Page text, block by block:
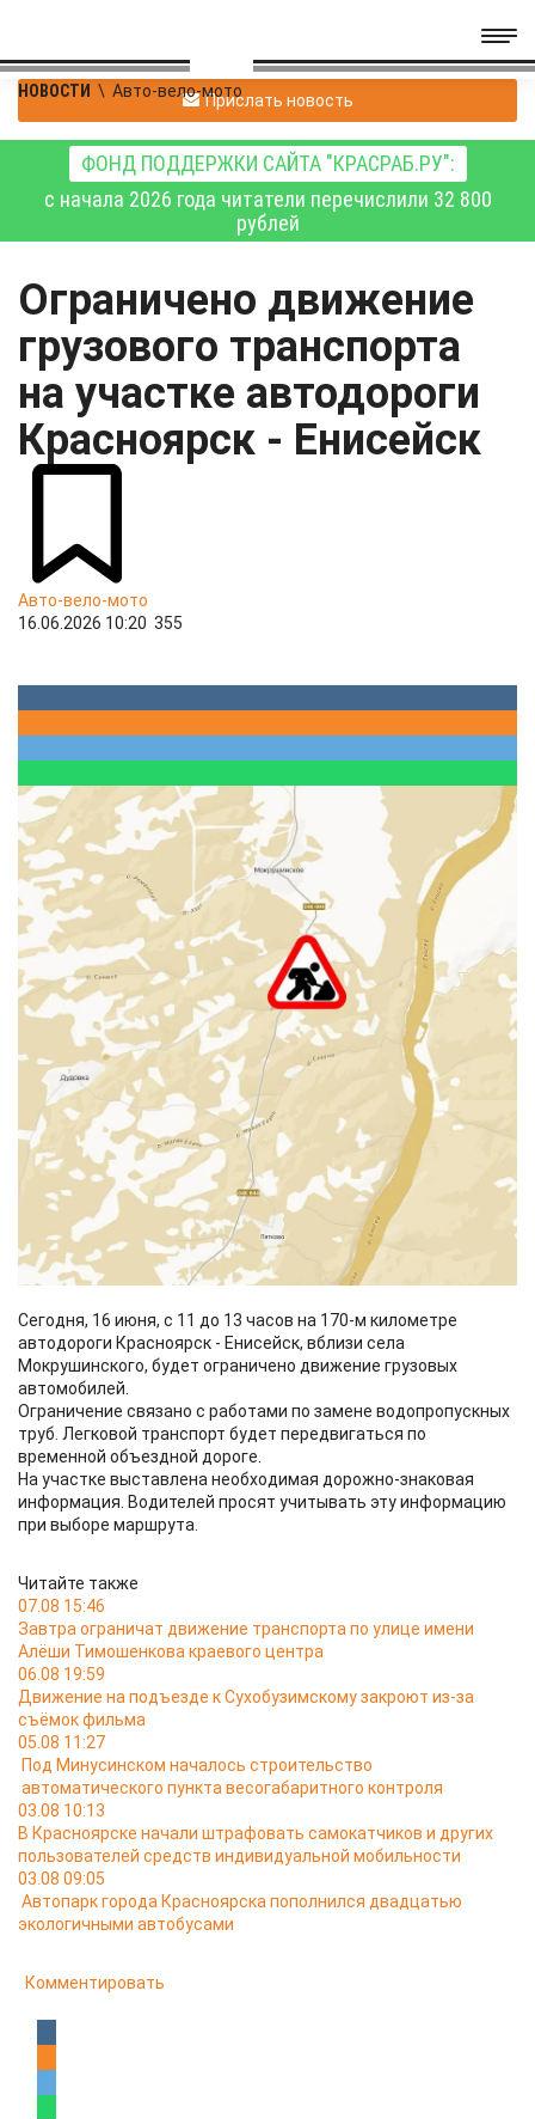
НОВОСТИ \ Авто-вело-мотоПрислать новость
ФОНД ПОДДЕРЖКИ САЙТА "КРАСРАБ.РУ":
с начала 2026 года читатели перечислили 32 800
рублей
Ограничено движение
грузового транспорта
на участке автодороги
Красноярск - Енисейск
Авто-вело-мото
16.06.2026 10:20 355
Сегодня, 16 июня, с 11 до 13 часов на 170-м километре
автодороги Красноярск - Енисейск, вблизи села
Мокрушинского, будет ограничено движение грузовых
автомобилей.
Ограничение связано с работами по замене водопропускных
труб. Легковой транспорт будет передвигаться по
временной объездной дороге.
На участке выставлена необходимая дорожно-знаковая
информация. Водителей просят учитывать эту информацию
при выборе маршрута.
Читайте также
07.08 15:46
Завтра ограничат движение транспорта по улице имени
Алёши Тимошенкова краевого центра
06.08 19:59
Движение на подъезде к Сухобузимскому закроют из-за
съёмок фильма
05.08 11:27
Под Минусинском началось строительство
автоматического пункта весогабаритного контроля
03.08 10:13
В Красноярске начали штрафовать самокатчиков и других
пользователей средств индивидуальной мобильности
03.08 09:05
Автопарк города Красноярска пополнился двадцатью
экологичными автобусами
Комментировать